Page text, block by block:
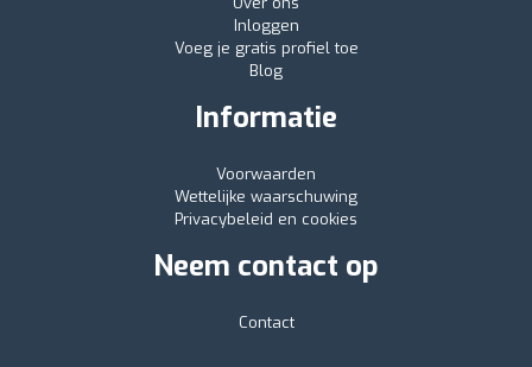
Inloggen
Voeg je gratis profiel toe
Blog
Informatie
Voorwaarden
Wettelijke waarschuwing
Privacybeleid en cookies
Neem contact op
Contact